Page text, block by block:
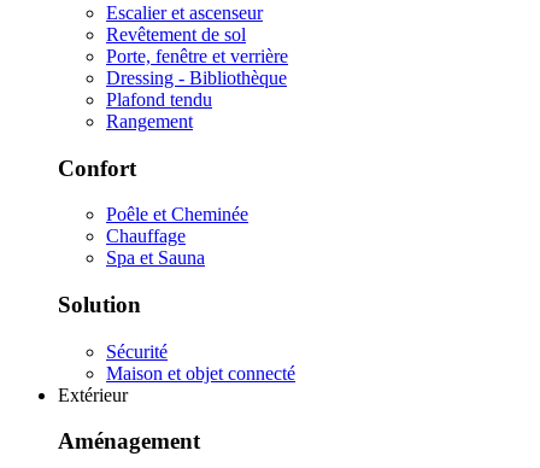
Escalier et ascenseur
Revêtement de sol
Porte, fenêtre et verrière
Dressing - Bibliothèque
Plafond tendu
Rangement
Confort
Poêle et Cheminée
Chauffage
Spa et Sauna
Solution
Sécurité
Maison et objet connecté
Extérieur
Aménagement